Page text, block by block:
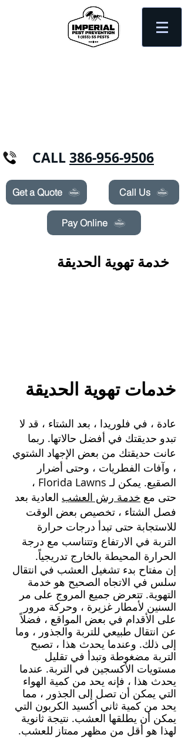
CALL386-956-9506
Get a Quote Call Us
Pay Online
خدمة تهوية الحديقة
خدمات تهوية الحديقة
عادة ، في فلوريدا ، بعد الشتاء ، قد لا
تبدو حديقتك في أفضل حالاتها. ربما
عانت حديقتك من بعض الإجهاد الشتوي
، وآفات الفطريات ، وحتى أضرار
الصقيع. يمكن لـ Florida Lawns ،
حتى مع خدمة رش العشب العادية بعد
فصل الشتاء ، تخصيص بعض الوقت
للاستجابة حتى تبدأ درجات حرارة
التربة في الارتفاع وتتناسب مع درجة
الحرارة المحيطة بالخارج تدريجياً.
إن مفتاح بدء تشغيل العشب في انتقال
سلس في الاتجاه الصحيح هو خدمة
التهوية. تتعرض جميع المروج على مر
السنين لأمطار غزيرة ، وحركة مرور
على الأقدام في بعض المواقع ، فضلاً
عن انتقال طبيعي للتربة والجذور ، وما
إلى ذلك. وعندما يحدث هذا ، تصبح
التربة مضغوطة وتبدأ في تقليل
مستويات الأكسجين في التربة. عندما
يحدث هذا ، فإنه يحد من كمية الهواء
التي يمكن أن تصل إلى الجذور ، مما
يحد من كمية ثاني أكسيد الكربون التي
يمكن أن يطلقها العشب. نتيجة ثانوية
لهذا هو أقل من مظهر ممتاز للعشب.